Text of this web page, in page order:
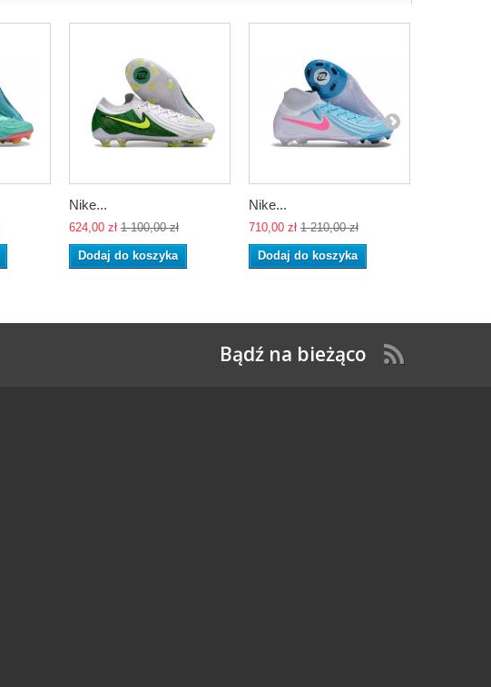
Nike...
624,00 zł 1 100,00 zł
Dodaj do koszyka
Nike...
710,00 zł 1 210,00 zł
Dodaj do koszyka
Bądź na bieżąco